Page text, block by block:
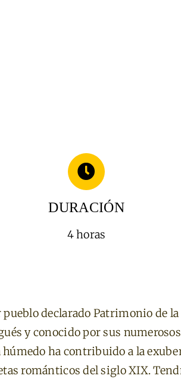
DURACIÓN
4 horas
declarado Patrimonio de la
y conocido por sus
ha contribuido a la
románticos del siglo XIX.